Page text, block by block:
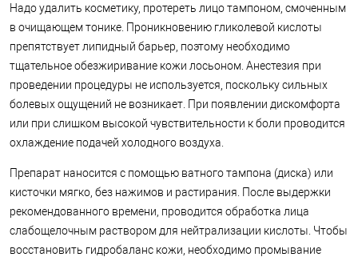
Надо удалить косметику, протереть лицо тампоном, смоченным
в очищающем тонике. Проникновению гликолевой кислоты
препятствует липидный барьер, поэтому необходимо
тщательное обезжиривание кожи лосьоном. Анестезия при
проведении процедуры не используется, поскольку сильных
болевых ощущений не возникает. При появлении дискомфорта
или при слишком высокой чувствительности к боли проводится
охлаждение подачей холодного воздуха.
Препарат наносится с помощью ватного тампона (диска) или
кисточки мягко, без нажимов и растирания. После выдержки
рекомендованного времени, проводится обработка лица
слабощелочным раствором для нейтрализации кислоты. Чтобы
восстановить гидробаланс кожи, необходимо промывание